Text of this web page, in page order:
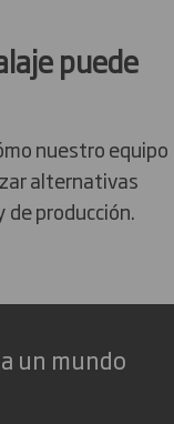
puede
nuestro equipo
alternativas
producción.
un mundo